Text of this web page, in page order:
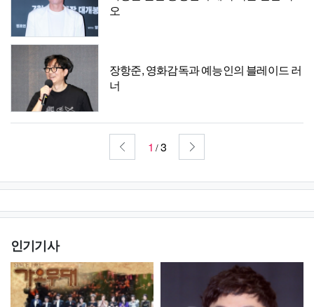
오
장항준, 영화감독과 예능인의 블레이드 러
너
1 /3
인기기사